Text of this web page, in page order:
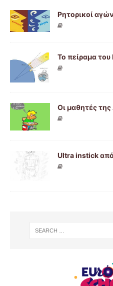
Ρητορικοί
Το πείραμα
Οι μαθητές της
Ultra instick